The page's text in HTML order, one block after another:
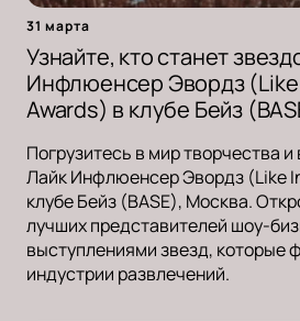
31 марта
Узнайте, кто станет
Инфлюенсер Эвордз
Awards) в клубе Бейз
Погрузитесь в мир творчества
Лайк Инфлюенсер Эвордз (Like
клубе Бейз (BASE), Москва.
лучших представителей шоу-
выступлениями звезд, которые
индустрии развлечений.